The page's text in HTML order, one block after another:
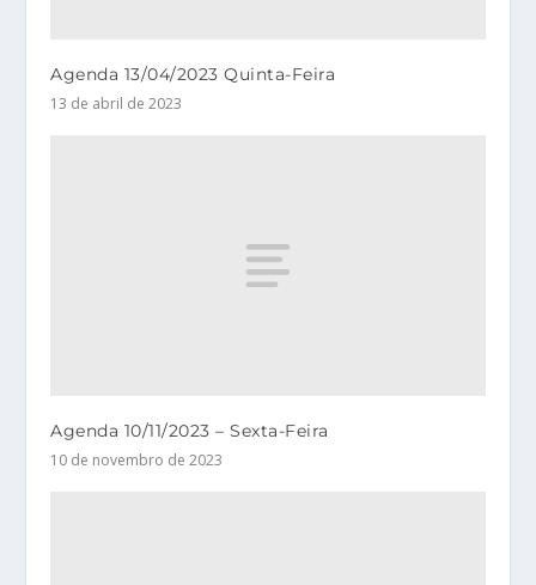
Agenda 13/04/2023 Quinta-Feira
13 de abril de 2023
Agenda 10/11/2023 – Sexta-Feira
10 de novembro de 2023